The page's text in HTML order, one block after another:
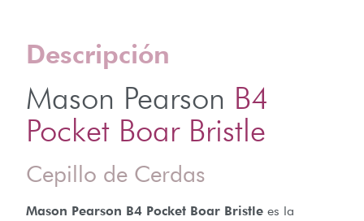
Descripción
Mason Pearson B4
Pocket Boar Bristle
Cepillo de Cerdas
Mason Pearson B4 Pocket Boar Bristle es la